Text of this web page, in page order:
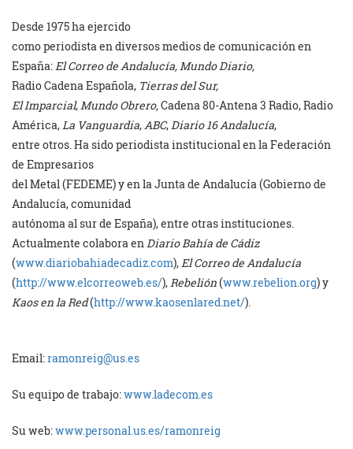
Desde 1975 ha ejercido
como periodista en diversos medios de comunicación en
España:El Correo de Andalucía, Mundo Diario,
Radio Cadena Española, Tierras del Sur,
El Imparcial,Mundo Obrero,Cadena 80-Antena 3 Radio, Radio
América,La Vanguardia,ABC,Diario 16 Andalucía,
entre otros. Ha sido periodista institucional en la Federación
de Empresarios
del Metal (FEDEME) y en la Junta de Andalucía (Gobierno de
Andalucía, comunidad
autónoma al sur de España), entre otras instituciones.
Actualmente colabora enDiario Bahía de Cádiz
(www.diariobahiadecadiz.com),El Correo de Andalucía
(http://www.elcorreoweb.es/),Rebelión(www.rebelion.org) y
Kaos en la Red(http://www.kaosenlared.net/).
Email:ramonreig@us.es
Su equipo de trabajo:www.ladecom.es
Su web:www.personal.us.es/ramonreig